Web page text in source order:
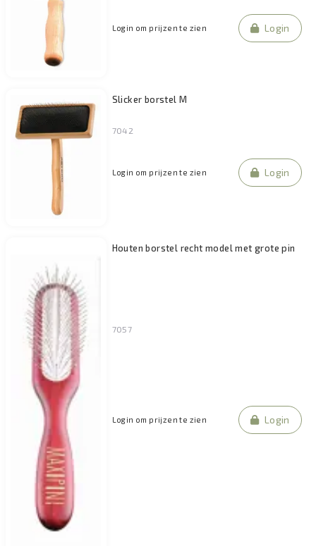
Login om prijzen te zien Login
Slicker borstel M
7042
Login om prijzen te zien Login
Houten borstel recht model met grote pin
7057
Login om prijzen te zien Login